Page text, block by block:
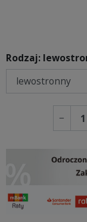
Rodzaj:
−